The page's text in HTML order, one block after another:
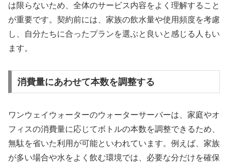
は限らないため、全体のサービス内容をよく理解すること
が重要です。契約前には、家族の飲水量や使用頻度を考慮
し、自分たちに合ったプランを選ぶと良いと感じる人もい
ます。
消費量にあわせて本数を調整する
ワンウェイウォーターのウォーターサーバーは、家庭やオ
フィスの消費量に応じてボトルの本数を調整できるため、
無駄を省いた利用が可能といわれています。例えば、家族
が多い場合や水をよく飲む環境では、必要な分だけを確保